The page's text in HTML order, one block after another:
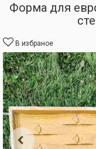
Форма для
В избраное